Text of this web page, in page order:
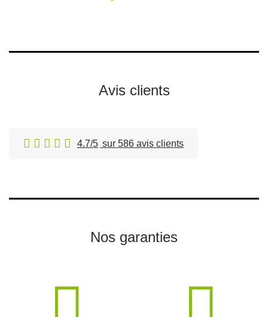
Avis clients
4.7/5 sur 586 avis clients
Nos garanties